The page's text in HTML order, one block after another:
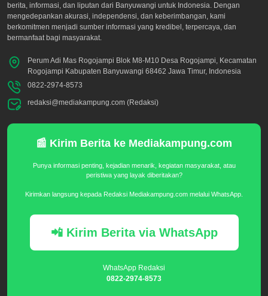
berita, informasi, dan liputan dari Banyuwangi untuk Indonesia. Dengan
mengedepankan akurasi, independensi, dan keberimbangan, kami
berkomitmen menjadi sumber informasi yang kredibel, terpercaya, dan
bermanfaat bagi masyarakat.
Perum Adi Mas Rogojampi Blok M8-M10 Desa Rogojampi, Kecamatan
Rogojampi Kabupaten Banyuwangi 68462 Jawa Timur, Indonesia
0822-2974-8573
redaksi@mediakampung.com (Redaksi)
📰 Kirim Berita ke Mediakampung.com
Punya informasi penting, kejadian menarik, kegiatan masyarakat, atau
peristiwa yang layak diberitakan?
Kirimkan langsung kepada Redaksi Mediakampung.com melalui WhatsApp.
📲 Kirim Berita via WhatsApp
WhatsApp Redaksi
0822-2974-8573